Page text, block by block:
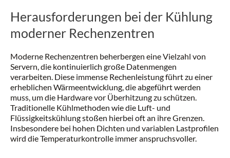
Herausforderungen bei der Kühlung
moderner Rechenzentren
Moderne Rechenzentren beherbergen eine Vielzahl von
Servern, die kontinuierlich große Datenmengen
verarbeiten. Diese immense Rechenleistung führt zu einer
erheblichen Wärmeentwicklung, die abgeführt werden
muss, um die Hardware vor Überhitzung zu schützen.
Traditionelle Kühlmethoden wie die Luft- und
Flüssigkeitskühlung stoßen hierbei oft an ihre Grenzen.
Insbesondere bei hohen Dichten und variablen Lastprofilen
wird die Temperaturkontrolle immer anspruchsvoller.